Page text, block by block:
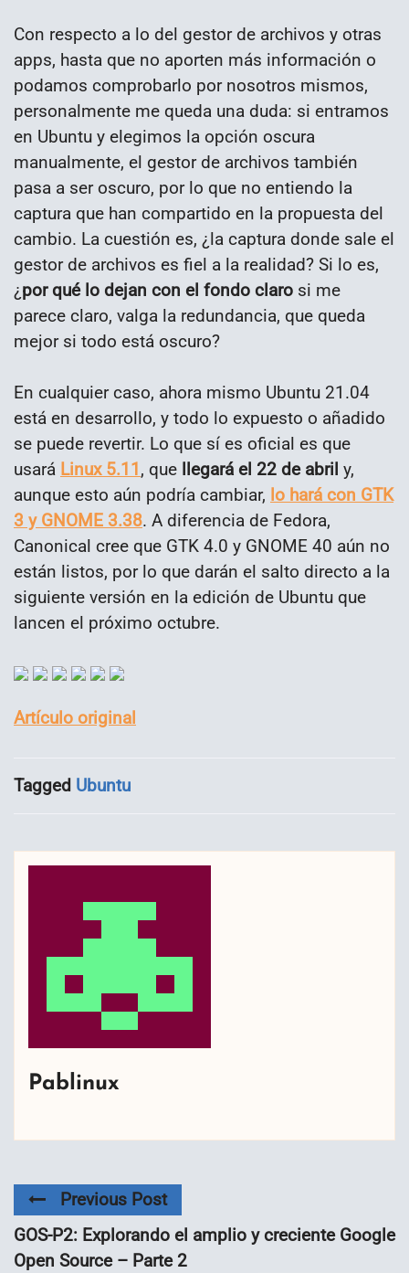
Con respecto a lo del gestor de archivos y otras
apps, hasta que no aporten más información o
podamos comprobarlo por nosotros mismos,
personalmente me queda una duda: si entramos
en Ubuntu y elegimos la opción oscura
manualmente, el gestor de archivos también
pasa a ser oscuro, por lo que no entiendo la
captura que han compartido en la propuesta del
cambio. La cuestión es, ¿la captura donde sale el
gestor de archivos es fiel a la realidad? Si lo es,
¿por qué lo dejan con el fondo claro si me
parece claro, valga la redundancia, que queda
mejor si todo está oscuro?
En cualquier caso, ahora mismo Ubuntu 21.04
está en desarrollo, y todo lo expuesto o añadido
se puede revertir. Lo que sí es oficial es que
usará Linux 5.11 , que llegará el 22 de abril y,
aunque esto aún podría cambiar, lo hará con GTK
3 y GNOME 3.38. A diferencia de Fedora,
Canonical cree que GTK 4.0 y GNOME 40 aún no
están listos, por lo que darán el salto directo a la
siguiente versión en la edición de Ubuntu que
lancen el próximo octubre.
Artículo original
Tagged Ubuntu
Pablinux
Previous Post
GOS-P2: Explorando el amplio y creciente Google
Open Source – Parte 2